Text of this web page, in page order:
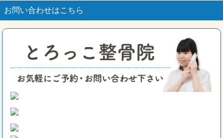
お問い合わせはこちら